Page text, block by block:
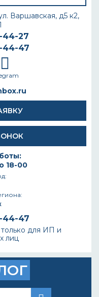
Варшавская, д5 к2,
44-27
44-47
18-00
44-47
для ИП и
лиц